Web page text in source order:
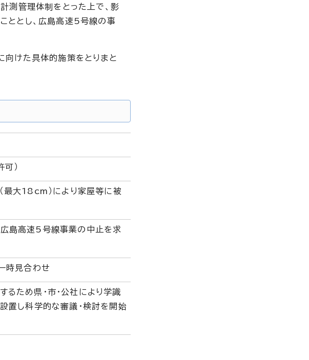
測管理体制をとった上で、影
ととし、広島高速5号線の事
向けた具体的施策をとりまと
）
最大18cm）により家屋等に被
島高速5号線事業の中止を求
時見合わせ
ため県・市・公社により学識
置し科学的な審議・検討を開始